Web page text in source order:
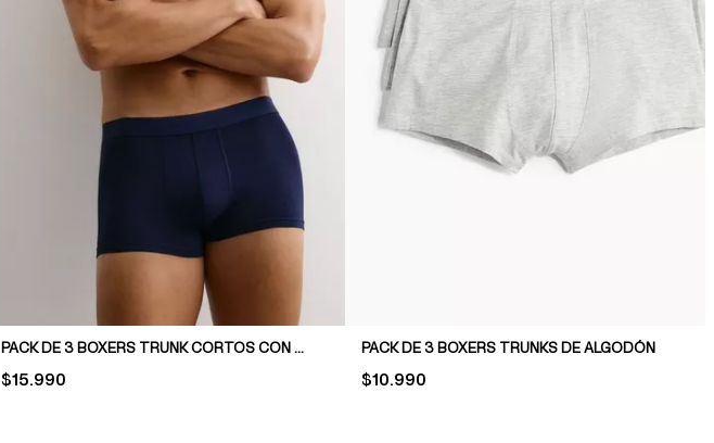
PACK DE 3 BOXERS TRUNK CORTOS CON LYCRA®
PRICE:
$15.990
PACK DE 3 BOXERS TRUNKS DE ALGODÓN
PRICE:
$10.990